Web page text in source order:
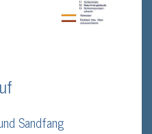
Sandfang